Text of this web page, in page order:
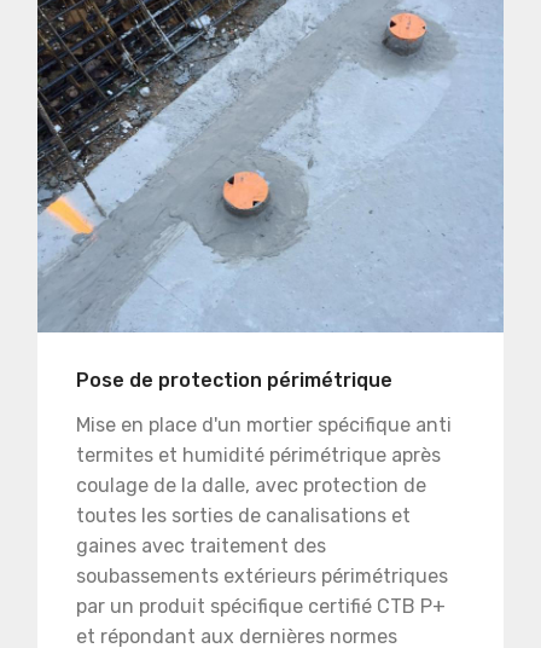
Pose de protection périmétrique
Mise en place d'un mortier spécifique anti
termites et humidité périmétrique après
coulage de la dalle, avec protection de
toutes les sorties de canalisations et
gaines avec traitement des
soubassements extérieurs périmétriques
par un produit spécifique certifié CTB P+
et répondant aux dernières normes